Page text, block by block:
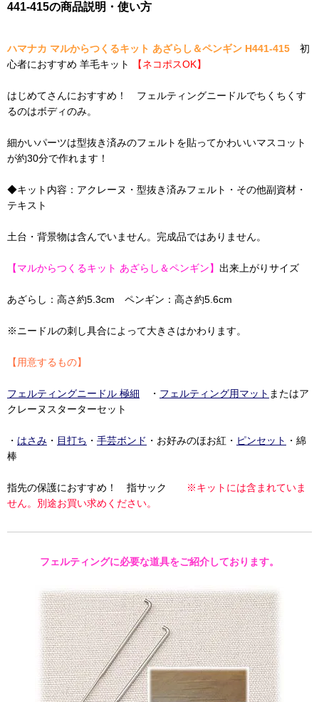
441-415の商品説明・使い方
ハマナカ マルからつくるキット あざらし＆ペンギン H441-415 初
心者におすすめ 羊毛キット
【ネコポスOK】
はじめてさんにおすすめ！ フェルティングニードルでちくちくす
るのはボディのみ。
細かいパーツは型抜き済みのフェルトを貼ってかわいいマスコット
が約30分で作れます！
◆キット内容：アクレーヌ・型抜き済みフェルト・その他副資材・
テキスト
土台・背景物は含んでいません。完成品ではありません。
【マルからつくるキット あざらし＆ペンギン】 出来上がりサイズ
あざらし：高さ約5.3cm ペンギン：高さ約5.6cm
※ニードルの刺し具合によって大きさはかわります。
【用意するもの】
フェルティングニードル 極細 ・ フェルティング用マット またはア
クレーヌスターターセット
・ はさみ ・ 目打ち ・ 手芸ボンド ・お好みのほお紅・ ピンセット ・綿
棒
指先の保護におすすめ！ 指サック
※キットには含まれていま
せん。別途お買い求めください。
フェルティングに必要な道具をご紹介しております。